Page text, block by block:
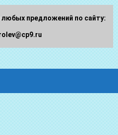
предложений по сайту: